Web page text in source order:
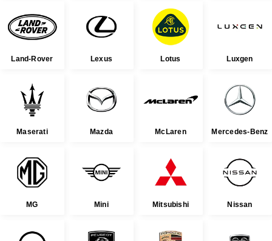
Land-Rover Lexus Lotus Luxgen
Maserati Mazda McLaren Mercedes-Benz
MG Mini Mitsubishi Nissan